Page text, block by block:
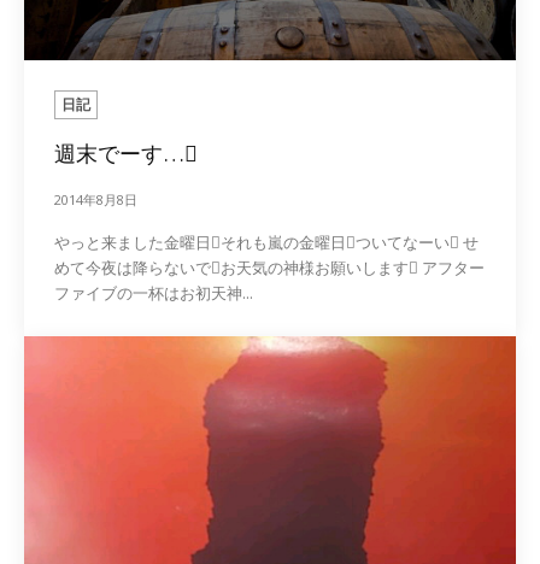
日記
週末でーす…
2014年8月8日
やっと来ました金曜日それも嵐の金曜日ついてなーい せ
めて今夜は降らないでお天気の神様お願いします アフター
ファイブの一杯はお初天神...